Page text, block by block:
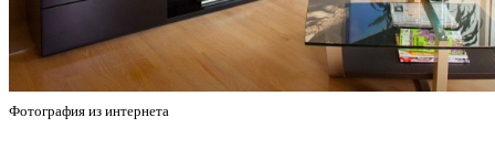
Фотография из интернета